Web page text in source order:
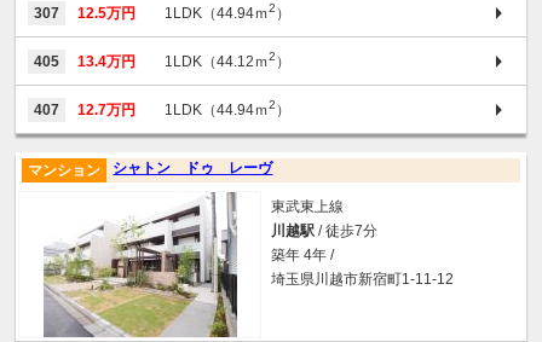
307 12.5万円 1LDK（44.94ｍ2 ）
405 13.4万円 1LDK（44.12ｍ2 ）
407 12.7万円 1LDK（44.94ｍ2 ）
シャトン ドゥ レーヴ
マンション
東武東上線
川越駅 / 徒歩7分
築年 4年 /
埼玉県川越市新宿町1-11-12